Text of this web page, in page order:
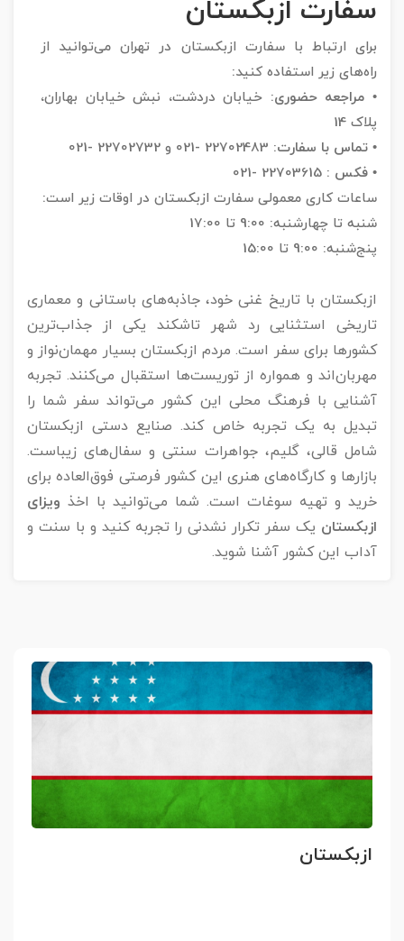
سفارت ازبکستان
برای ارتباط با سفارت ازبکستان در تهران می‌توانید از
راه‌های زیر استفاده کنید:
• مراجعه حضوری: خیابان دردشت، نبش خیابان بهاران،
پلاک 14
• تماس با سفارت:
• فکس :
ساعات کاری معمولی سفارت ازبکستان در اوقات زیر است:
شنبه تا چهارشنبه: 9:00 تا 17:00
پنج‌شنبه: 9:00 تا 15:00
ازبکستان با تاریخ غنی خود، جاذبه‌های باستانی و معماری
تاریخی استثنایی رد شهر تاشکند یکی از جذاب‌ترین
کشورها برای سفر است. مردم ازبکستان بسیار مهمان‌نواز و
مهربان‌اند و همواره از توریست‌ها استقبال می‌کنند. تجربه
آشنایی با فرهنگ محلی این کشور می‌تواند سفر شما را
تبدیل به یک تجربه خاص کند. صنایع دستی ازبکستان
شامل قالی، گلیم، جواهرات سنتی و سفال‌های زیباست.
بازارها و کارگاه‌های هنری این کشور فرصتی فوق‌العاده برای
خرید و تهیه سوغات است. شما می‌توانید با اخذ ویزای
ازبکستان یک سفر تکرار نشدنی را تجربه کنید و با سنت و
آداب این کشور آشنا شوید.
ازبکستان